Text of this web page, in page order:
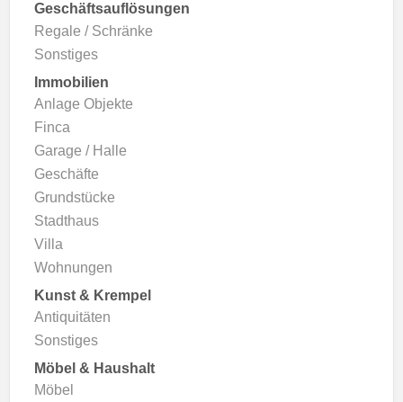
Geschäftsauflösungen
Regale / Schränke
Sonstiges
Immobilien
Anlage Objekte
Finca
Garage / Halle
Geschäfte
Grundstücke
Stadthaus
Villa
Wohnungen
Kunst & Krempel
Antiquitäten
Sonstiges
Möbel & Haushalt
Möbel